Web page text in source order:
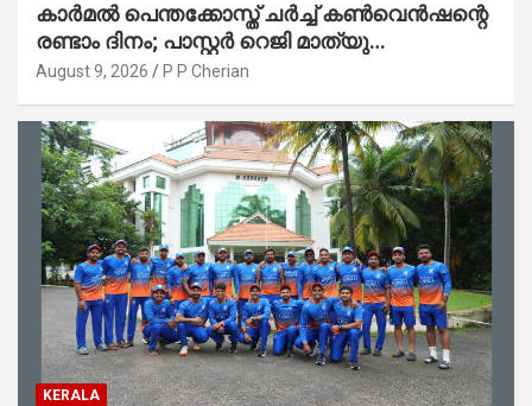
കാർമൽ പെന്തക്കോസ്ത് ചർച്ച് കൺവെൻഷന്റെ
രണ്ടാം ദിനം; പാസ്റ്റർ റെജി മാത്യു
വചനപ്രഘോഷണം നടത്തി
August 9, 2026 P P Cherian
KERALA